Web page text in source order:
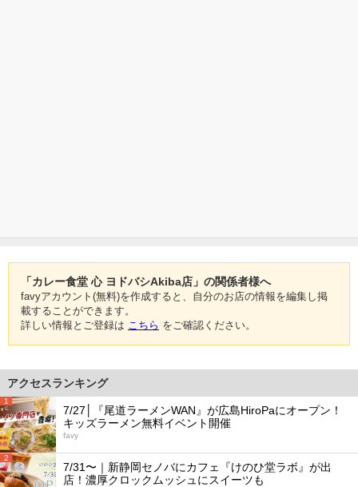
「カレー食堂 心 ヨドバシAkiba店」の関係者様へ
favyアカウント(無料)を作成すると、自分のお店の情報を編集し掲
載することができます。
詳しい情報とご登録は こちら をご確認ください。
アクセスランキング
1
7/27│『尾道ラーメンWAN』が広島HiroPaにオープン！
キッズラーメン無料イベント開催
favy
2
7/31〜｜新静岡セノバにカフェ『けのひ堂ラボ』が出
店！濃厚クロックムッシュにスイーツも